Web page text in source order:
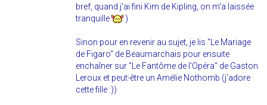
bref, quand j'ai fini Kim de Kipling, on m'a laissée
tranquille
)
Sinon pour en revenir au sujet, je lis "Le Mariage
de Figaro" de Beaumarchais pour ensuite
enchaîner sur "Le Fantôme de l'Opéra" de Gaston
Leroux et peut-être un Amélie Nothomb (j'adore
cette fille :))